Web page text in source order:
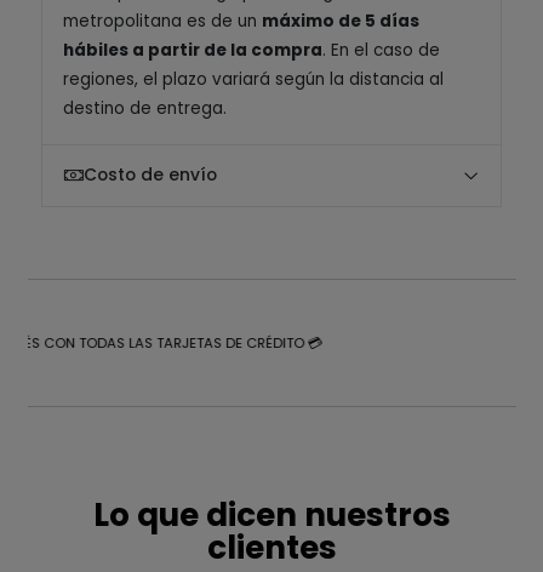
metropolitana es de un máximo de 5 días
hábiles a partir de la compra. En el caso de
regiones, el plazo variará según la distancia al
destino de entrega.
Costo de envío
CON TODAS LAS TARJETAS DE CRÉDITO 💳
Lo que dicen nuestros
clientes